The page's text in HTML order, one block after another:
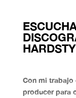
Con mi
producerpara